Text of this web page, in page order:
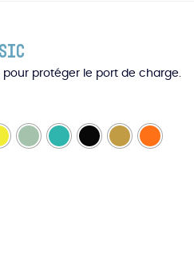
pour protéger le port de charge.